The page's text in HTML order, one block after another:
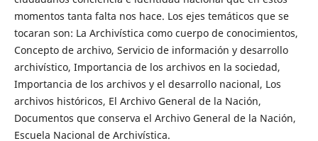
momentos tanta falta nos hace. Los ejes temáticos que se
tocaran son: La Archivística como cuerpo de conocimientos,
Concepto de archivo, Servicio de información y desarrollo
archivístico, Importancia de los archivos en la sociedad,
Importancia de los archivos y el desarrollo nacional, Los
archivos históricos, El Archivo General de la Nación,
Documentos que conserva el Archivo General de la Nación,
Escuela Nacional de Archivística.